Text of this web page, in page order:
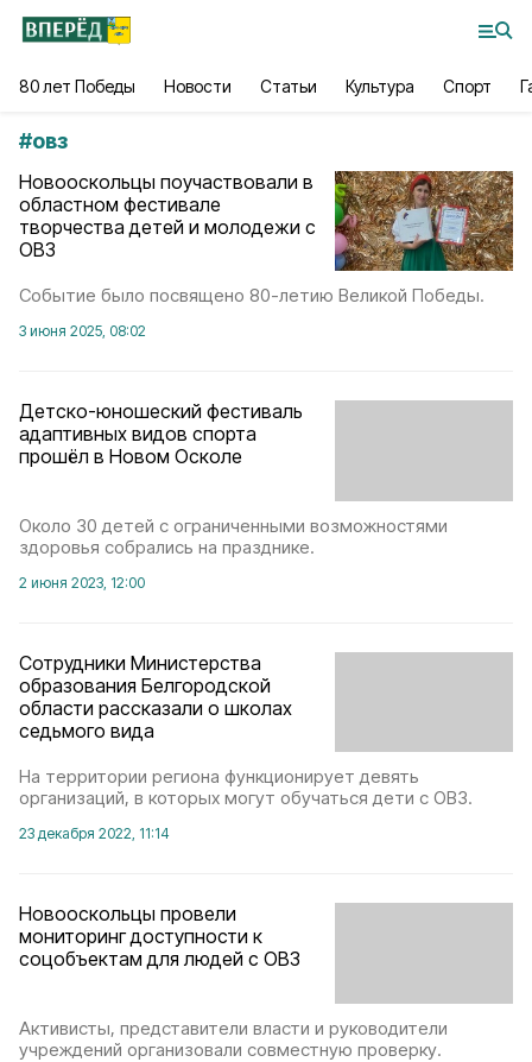
80 лет Победы Новости Статьи Культура Спорт
#овз
Новооскольцы поучаствовали в
областном фестивале
творчества детей и молодежи с
ОВЗ
Событие было посвящено 80-летию Великой Победы.
3 июня 2025, 08:02
Детско-юношеский фестиваль
адаптивных видов спорта
прошёл в Новом Осколе
Около 30 детей с ограниченными возможностями
здоровья собрались на празднике.
2 июня 2023, 12:00
Сотрудники Министерства
образования Белгородской
области рассказали о школах
седьмого вида
На территории региона функционирует девять
организаций, в которых могут обучаться дети с ОВЗ.
23 декабря 2022, 11:14
Новооскольцы провели
мониторинг доступности к
соцобъектам для людей с ОВЗ
Активисты, представители власти и руководители
учреждений организовали совместную проверку.